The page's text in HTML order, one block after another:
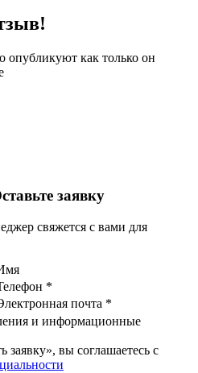
как только он
заявку
свяжется с вами для
*
почта *
и информационные
вы соглашаетесь с